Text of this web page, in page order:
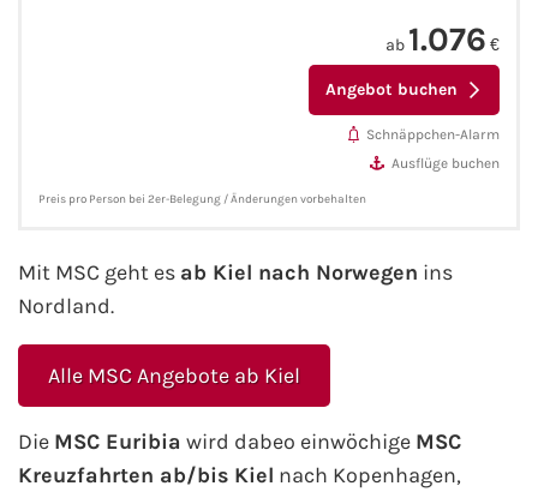
Kreuzfahrt-Newsletter
Kreuzfahrt-Kalender
Kreuzfahrt-Bücher
Kreuzfahrt gewinnen
ab 1.076 €
Angebot buchen
Schnäppchen-Alarm
Ausflüge buchen
Preis pro Person bei 2er-Belegung / Änderungen vorbehalten
Mit MSC geht es ab Kiel nach Norwegen ins
Nordland.
Alle MSC Angebote ab Kiel
Die MSC Euribia wird dabeo einwöchige MSC
Kreuzfahrten ab/bis Kiel nach Kopenhagen,